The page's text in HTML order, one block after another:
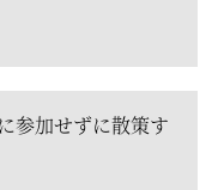
参加せずに散策す